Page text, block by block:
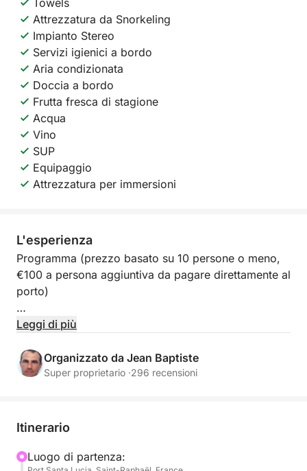
Towels
Attrezzatura da Snorkeling
Impianto Stereo
Servizi igienici a bordo
Aria condizionata
Doccia a bordo
Frutta fresca di stagione
Acqua
Vino
SUP
Equipaggio
Attrezzatura per immersioni
L'esperienza
Programma (prezzo basato su 10 persone o meno,
€100 a persona aggiuntiva da pagare direttamente al
porto)
Imbarcatevi sul "Fleur de Corail" per una giornata
Navigazione panoramica, nuoto in calette turchesi,
paddleboarding, snorkeling e brunch mediterraneo
Alle 10:30, imbarco da Saint-Raphaël, Sainte-
Leggi di più
Organizzato da Jean Baptiste
Super proprietario ·296 recensioni
Itinerario
Luogo di partenza: